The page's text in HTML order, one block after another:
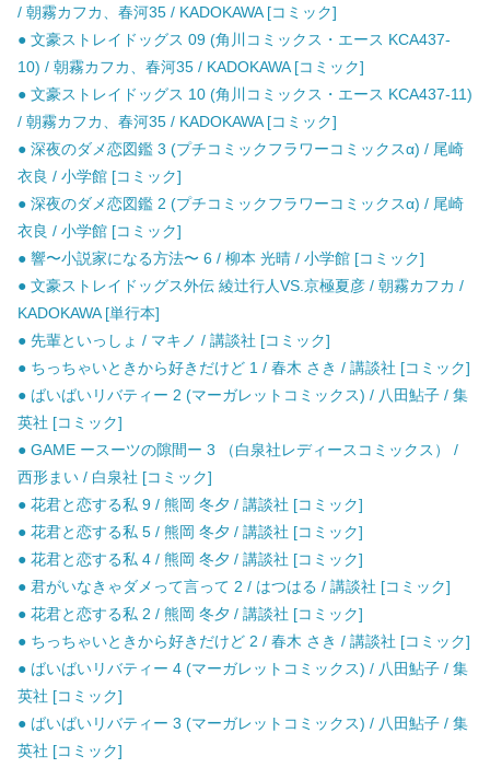
/ 朝霧カフカ、春河35 / KADOKAWA [コミック]
● 文豪ストレイドッグス 09 (角川コミックス・エース KCA437-
10) / 朝霧カフカ、春河35 / KADOKAWA [コミック]
● 文豪ストレイドッグス 10 (角川コミックス・エース KCA437-11)
/ 朝霧カフカ、春河35 / KADOKAWA [コミック]
● 深夜のダメ恋図鑑 3 (プチコミックフラワーコミックスα) / 尾崎
衣良 / 小学館 [コミック]
● 深夜のダメ恋図鑑 2 (プチコミックフラワーコミックスα) / 尾崎
衣良 / 小学館 [コミック]
● 響〜小説家になる方法〜 6 / 柳本 光晴 / 小学館 [コミック]
● 文豪ストレイドッグス外伝 綾辻行人VS.京極夏彦 / 朝霧カフカ /
KADOKAWA [単行本]
● 先輩といっしょ / マキノ / 講談社 [コミック]
● ちっちゃいときから好きだけど 1 / 春木 さき / 講談社 [コミック]
● ばいばいリバティー 2 (マーガレットコミックス) / 八田鮎子 / 集
英社 [コミック]
● GAME ースーツの隙間ー 3 （白泉社レディースコミックス） /
西形まい / 白泉社 [コミック]
● 花君と恋する私 9 / 熊岡 冬夕 / 講談社 [コミック]
● 花君と恋する私 5 / 熊岡 冬夕 / 講談社 [コミック]
● 花君と恋する私 4 / 熊岡 冬夕 / 講談社 [コミック]
● 君がいなきゃダメって言って 2 / はつはる / 講談社 [コミック]
● 花君と恋する私 2 / 熊岡 冬夕 / 講談社 [コミック]
● ちっちゃいときから好きだけど 2 / 春木 さき / 講談社 [コミック]
● ばいばいリバティー 4 (マーガレットコミックス) / 八田鮎子 / 集
英社 [コミック]
● ばいばいリバティー 3 (マーガレットコミックス) / 八田鮎子 / 集
英社 [コミック]